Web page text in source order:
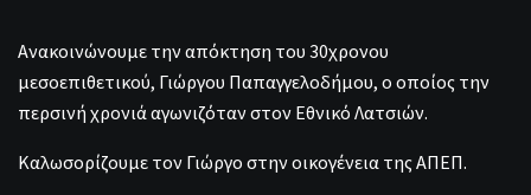
Ανακοινώνουμε την απόκτηση του 30χρονου
μεσοεπιθετικού, Γιώργου Παπαγγελοδήμου, ο οποίος την
περσινή χρονιά αγωνιζόταν στον Εθνικό Λατσιών.
Καλωσορίζουμε τον Γιώργο στην οικογένεια της ΑΠΕΠ.